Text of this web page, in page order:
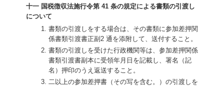
十一 国税徴収法施行令第 41 条の規定による書類の引渡し
について
書類の引渡しをする場合は、その書類に参加差押関
係書類引渡書正副2 通を添附して、送付すること。
書類の引渡しを受けた行政機関等は、参加差押関係
書類引渡書副本に受領年月日を記載し、署名（記
名）押印のうえ返送すること。
二以上の参加差押書（その写を含む。）の引渡しを